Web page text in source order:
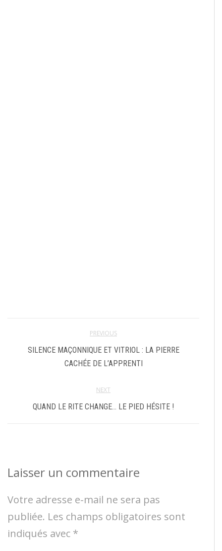
PREVIOUS
SILENCE MAÇONNIQUE ET VITRIOL : LA PIERRE
CACHÉE DE L’APPRENTI
NEXT
QUAND LE RITE CHANGE… LE PIED HÉSITE !
Laisser un commentaire
Votre adresse e-mail ne sera pas
publiée. Les champs obligatoires sont
indiqués avec *